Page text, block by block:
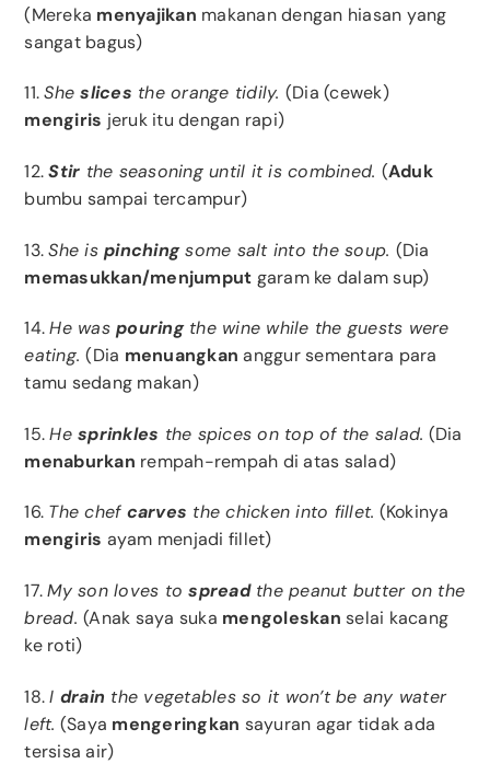
(Mereka menyajikan makanan dengan hiasan yang
sangat bagus)
11.Sheslices the orange tidily. (Dia (cewek)
mengiris jeruk itu dengan rapi)
12.Stir the seasoning until it is combined. (Aduk
bumbu sampai tercampur)
13.She ispinchingsome salt into the soup. (Dia
memasukkan/menjumput garam ke dalam sup)
14.He waspouringthe wine while the guests were
eating.(Dia menuangkan anggur sementara para
tamu sedang makan)
15.Hesprinkles the spices on top of the salad. (Dia
menaburkan rempah-rempah di atas salad)
16. The chef carves the chicken into fillet. (Kokinya
mengiris ayam menjadi fillet)
17.My son loves tospreadthe peanut butter on the
bread.(Anak saya suka mengoleskan selai kacang
ke roti)
18.I drain the vegetables so it won’t be any water
left. (Saya mengeringkan sayuran agar tidak ada
tersisa air)